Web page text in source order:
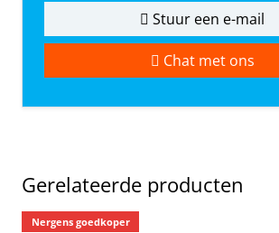
Stuur een e-mail
Chat met ons
Gerelateerde producten
Nergens goedkoper